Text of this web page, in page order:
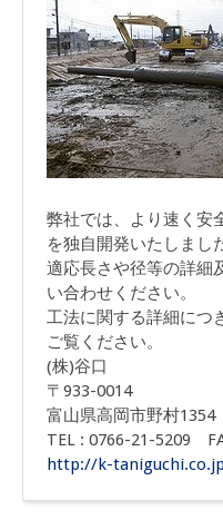
弊社では、より速く安
を独自開発いたしまし
適応長さや径等の詳細
い合わせください。
工法に関する詳細につ
ご覧ください。
(株)谷口
〒933-0014
富山県高岡市野村1354
TEL : 0766-21-5209
http://k-